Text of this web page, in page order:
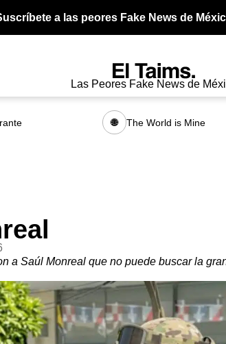
a las peores Fake News de
Las Peores Fake News de
🌐 The World is Mine
a Saúl Monreal que no puede buscar la